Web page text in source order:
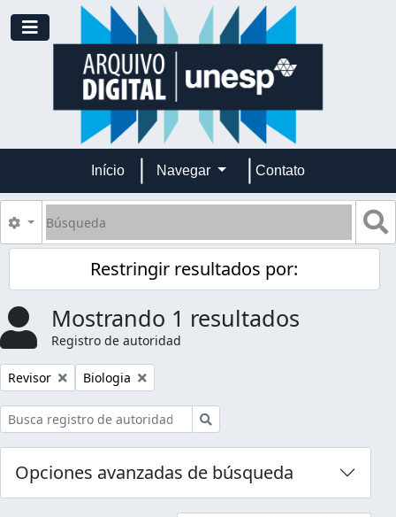
Skip to main content
Toggle navigation
Início Navegar Contato
Búsqueda
Search options
Restringir resultados por:
Mostrando 1 resultados
Registro de autoridad
Remove filter:
Revisor Remove filter:
Biologia
Opciones avanzadas de búsqueda